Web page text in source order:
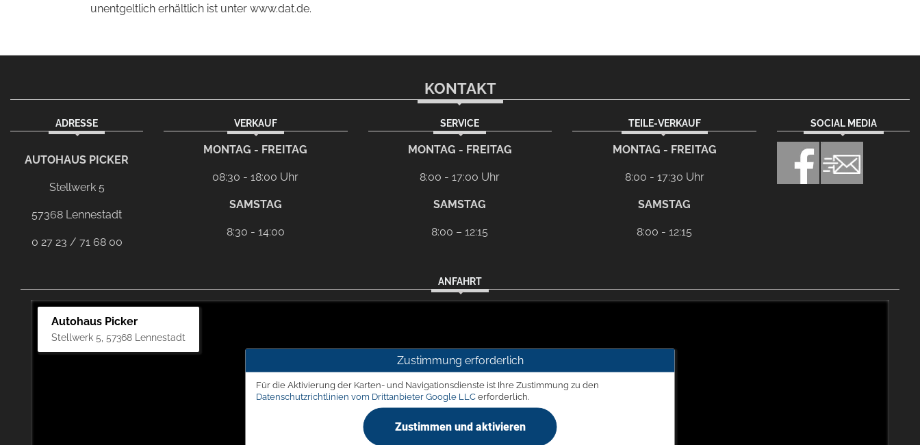
unentgeltlich erhältlich ist unter www.dat.de.
KONTAKT
ADRESSE
AUTOHAUS PICKER
Stellwerk 5
57368 Lennestadt
0 27 23 / 71 68 00
VERKAUF
MONTAG - FREITAG
08:30 - 18:00 Uhr
SAMSTAG
8:30 - 14:00
SERVICE
MONTAG - FREITAG
8:00 - 17:00 Uhr
SAMSTAG
8:00 – 12:15
TEILE-VERKAUF
MONTAG - FREITAG
8:00 - 17:30 Uhr
SAMSTAG
8:00 - 12:15
SOCIAL MEDIA
Dieser Link führt zu Ihrem eMail-Programm
ANFAHRT
Autohaus Picker
Stellwerk 5, 57368 Lennestadt
Zustimmung erforderlich
Für die Aktivierung der Karten- und Navigationsdienste ist Ihre Zustimmung zu den
Datenschutzrichtlinien vom Drittanbieter Google LLCerforderlich.
Zustimmen und aktivieren